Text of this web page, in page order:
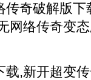
传奇破解版
网络传奇变
,新开超变